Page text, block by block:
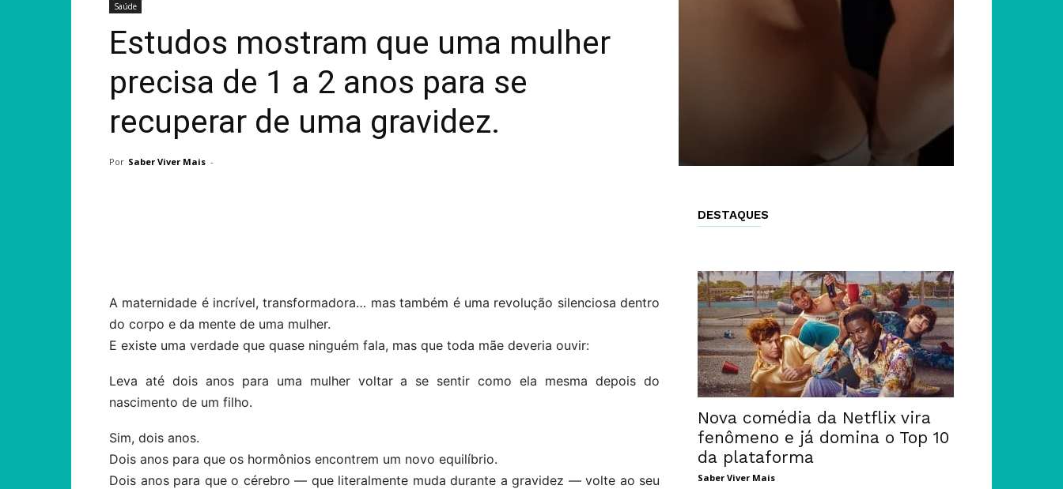
Saúde
Estudos mostram que uma mulher
precisa de 1 a 2 anos para se
recuperar de uma gravidez.
Por Saber Viver Mais -
A maternidade é incrível, transformadora… mas também é uma revolução silenciosa dentro
do corpo e da mente de uma mulher.
E existe uma verdade que quase ninguém fala, mas que toda mãe deveria ouvir:
Leva até dois anos para uma mulher voltar a se sentir como ela mesma depois do
nascimento de um filho.
Sim, dois anos.
Dois anos para que os hormônios encontrem um novo equilíbrio.
Dois anos para que o cérebro — que literalmente muda durante a gravidez — volte ao seu
DESTAQUES
Nova comédia da Netflix vira
fenômeno e já domina o Top 10
da plataforma
Saber Viver Mais